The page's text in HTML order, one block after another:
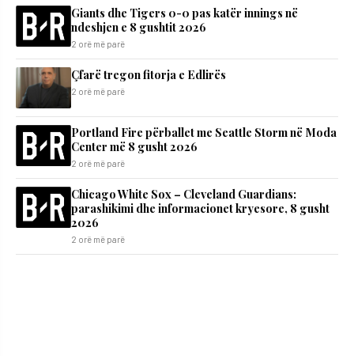
Giants dhe Tigers 0-0 pas katër innings në
ndeshjen e 8 gushtit 2026
2 orë më parë
Çfarë tregon fitorja e Edlirës
2 orë më parë
Portland Fire përballet me Seattle Storm në Moda
Center më 8 gusht 2026
2 orë më parë
Chicago White Sox – Cleveland Guardians:
parashikimi dhe informacionet kryesore, 8 gusht
2026
2 orë më parë